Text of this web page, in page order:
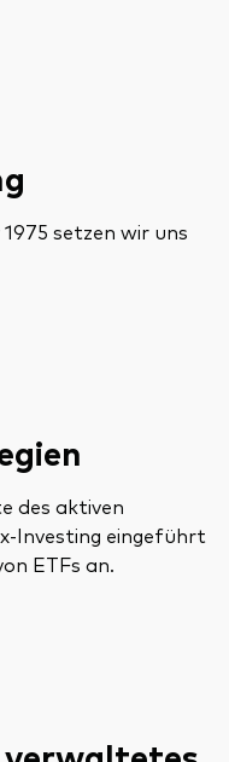
setzen wir uns
des aktiven
Investing eingeführt
ETFs an.